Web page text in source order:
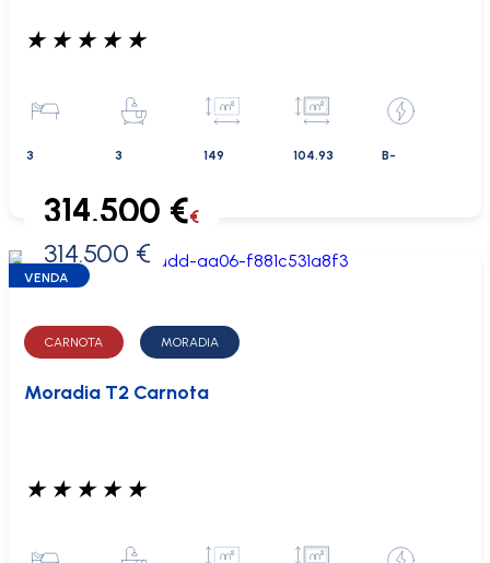
★ ★ ★ ★ ★
3 3 149 104.93 B-
0 €
314.500 €€
314.500 €
VENDA
CARNOTA MORADIA
Moradia T2 Carnota
★ ★ ★ ★ ★